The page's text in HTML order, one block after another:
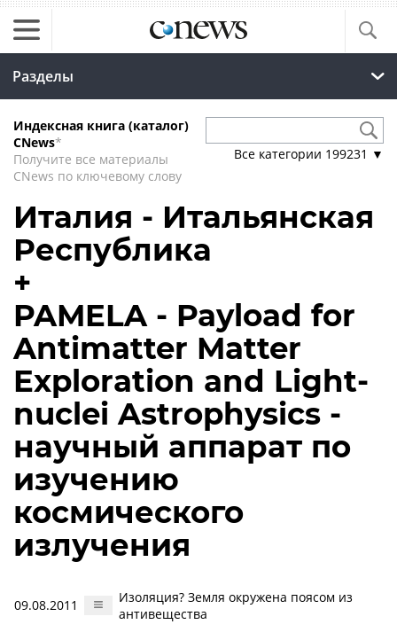
Разделы
Индексная книга (каталог)
CNews*
Получите все материалы
CNews по ключевому слову
Все категории 199231 ▼
Италия - Итальянская
Республика
+
PAMELA - Payload for
Antimatter Matter
Exploration and Light-
nuclei Astrophysics -
научный аппарат по
изучению
космического
излучения
09.08.2011
Изоляция? Земля окружена поясом из
антивещества